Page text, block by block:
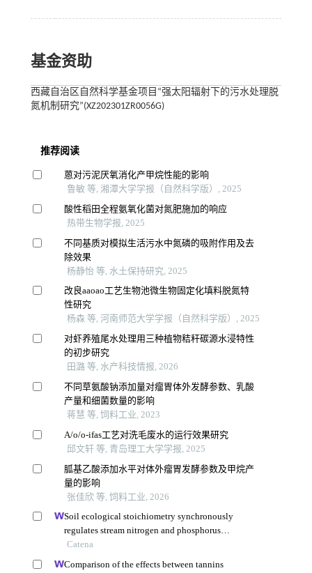
基金资助
西藏自治区自然科学基金项目“强太阳辐射下的污水处理脱
氮机制研究”(XZ202301ZR0056G)